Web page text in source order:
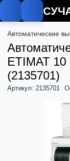
Автоматические
ETIMAT
(2135701)
Артикул: 2135701